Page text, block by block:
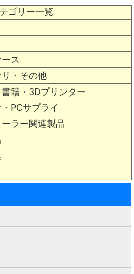
ゴリー一覧
ス
・その他
籍・3Dプリンター
PCサプライ
ラー関連製品